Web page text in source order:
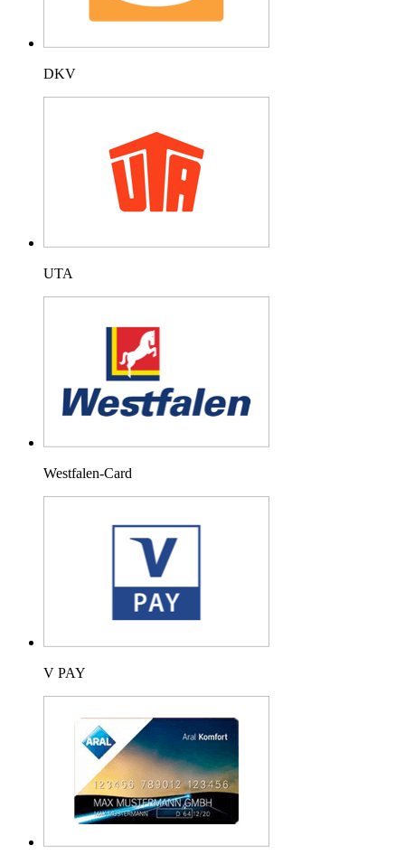
DKV
UTA
Westfalen-Card
V PAY